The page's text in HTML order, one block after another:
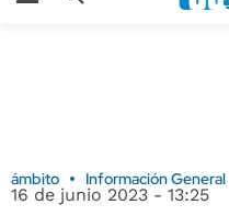
ámbito Información General
16 de junio 2023 - 13:25